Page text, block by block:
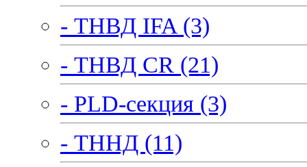
- ТНВД IFA (3)
- ТНВД CR (21)
- PLD-секция (3)
- ТННД (11)